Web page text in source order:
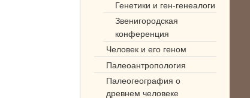
Генетики и ген-генеалоги
Звенигородская
конференция
Человек и его геном
Палеоантропология
Палеогеография о
древнем человеке